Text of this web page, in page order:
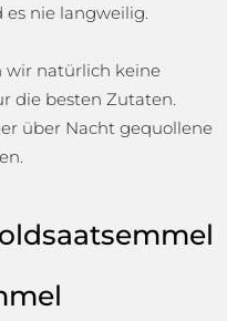
nie langweilig.
wir natürlich keine
die besten Zutaten.
über Nacht gequollene